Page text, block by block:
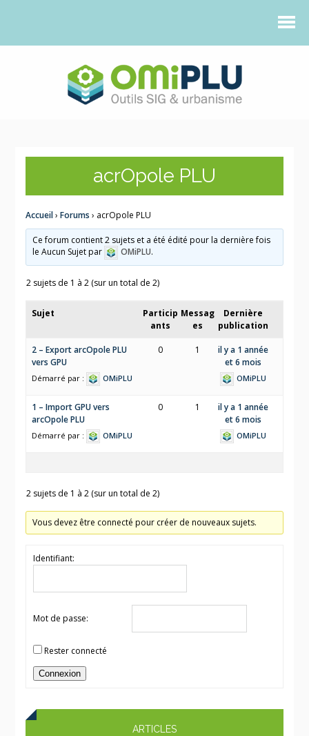
acrOpole PLU
Accueil › Forums › acrOpole PLU
Ce forum contient 2 sujets et a été édité pour la dernière fois
le Aucun Sujet par
OMiPLU.
2 sujets de 1 à 2 (sur un total de 2)
Sujet
Particip
ants
Messag
es
Dernière
publication
2 – Export arcOpole PLU
vers GPU
Démarré par : OMiPLU
0 1
il y a 1 année
et 6 mois
OMiPLU
1 – Import GPU vers
arcOpole PLU
Démarré par : OMiPLU
0 1
il y a 1 année
et 6 mois
OMiPLU
2 sujets de 1 à 2 (sur un total de 2)
Vous devez être connecté pour créer de nouveaux sujets.
Identifiant:
Mot de passe:
Rester connecté
Connexion
ARTICLES